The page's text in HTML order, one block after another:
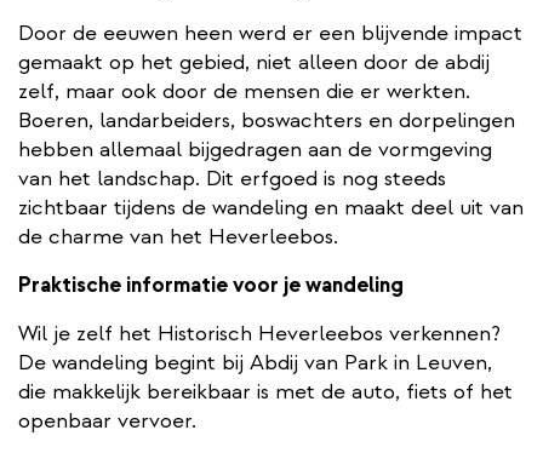
Door de eeuwen heen werd er een blijvende impact
gemaakt op het gebied, niet alleen door de abdij
zelf, maar ook door de mensen die er werkten.
Boeren, landarbeiders, boswachters en dorpelingen
hebben allemaal bijgedragen aan de vormgeving
van het landschap. Dit erfgoed is nog steeds
zichtbaar tijdens de wandeling en maakt deel uit van
de charme van het Heverleebos.
Praktische informatie voor je wandeling
Wil je zelf het Historisch Heverleebos verkennen?
De wandeling begint bij Abdij van Park in Leuven,
die makkelijk bereikbaar is met de auto, fiets of het
openbaar vervoer.